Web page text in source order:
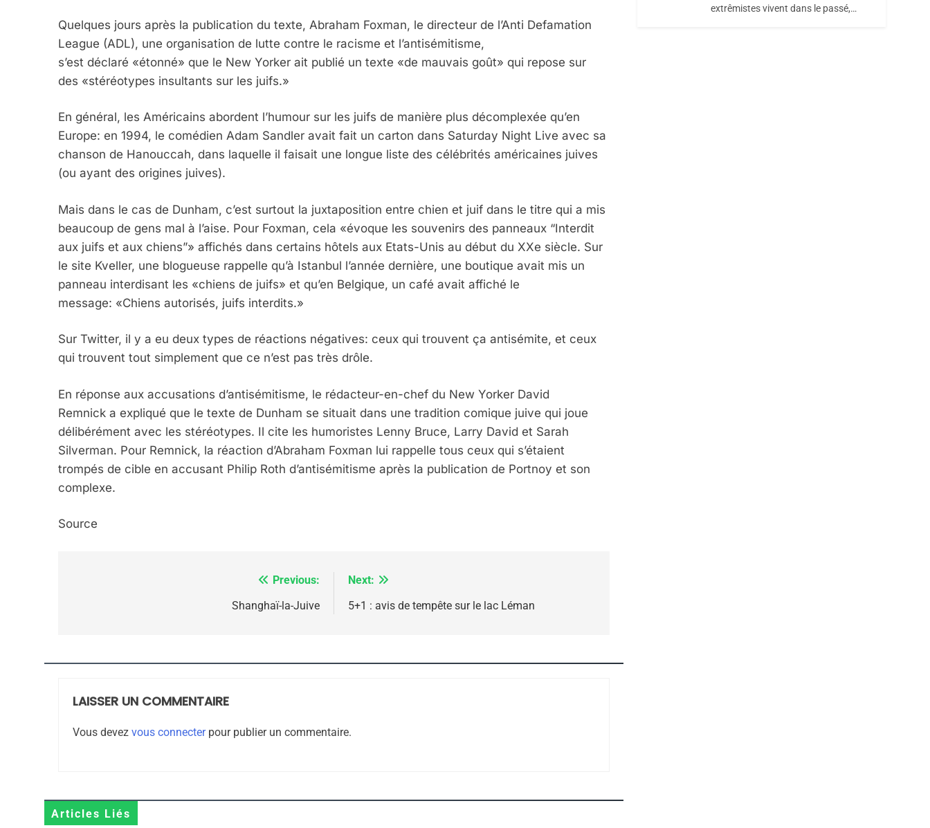
Quelques jours après la publication du texte, Abraham Foxman, le directeur de l’Anti Defamation
League (ADL), une organisation de lutte contre le racisme et l’antisémitisme,
s’est déclaré «étonné» que le New Yorker ait publié un texte «de mauvais goût» qui repose sur
des «stéréotypes insultants sur les juifs.»
En général, les Américains abordent l’humour sur les juifs de manière plus décomplexée qu’en
Europe: en 1994, le comédien Adam Sandler avait fait un carton dans Saturday Night Live avec sa
chanson de Hanouccah, dans laquelle il faisait une longue liste des célébrités américaines juives
(ou ayant des origines juives).
Mais dans le cas de Dunham, c’est surtout la juxtaposition entre chien et juif dans le titre qui a mis
beaucoup de gens mal à l’aise. Pour Foxman, cela «évoque les souvenirs des panneaux “Interdit
aux juifs et aux chiens”» affichés dans certains hôtels aux Etats-Unis au début du XXe siècle. Sur
le site Kveller, une blogueuse rappelle qu’à Istanbul l’année dernière, une boutique avait mis un
panneau interdisant les «chiens de juifs» et qu’en Belgique, un café avait affiché le
message: «Chiens autorisés, juifs interdits.»
Sur Twitter, il y a eu deux types de réactions négatives: ceux qui trouvent ça antisémite, et ceux
qui trouvent tout simplement que ce n’est pas très drôle.
En réponse aux accusations d’antisémitisme, le rédacteur-en-chef du New Yorker David
Remnick a expliqué que le texte de Dunham se situait dans une tradition comique juive qui joue
délibérément avec les stéréotypes. Il cite les humoristes Lenny Bruce, Larry David et Sarah
Silverman. Pour Remnick, la réaction d’Abraham Foxman lui rappelle tous ceux qui s’étaient
trompés de cible en accusant Philip Roth d’antisémitisme après la publication de Portnoy et son
complexe.
Source
Previous:
Shanghaï-la-Juive
Next:
5+1 : avis de tempête sur le lac Léman
LAISSER UN COMMENTAIRE
Vous devez vous connecterpour publier un commentaire.
Articles Liés
Maroc : Les Amandes
extrêmistes vivent dans le passé,…
2025, L’année La Plus Meurtrière Selon Le Rapport D’ADL Contre L’antisémitisme
FRANCE ISRAÉL
FIÈRE, DIGNE ET RÉSILIENTE : POURQUOI JE REVENDIQUE MA JUDAÏTE Par Thérèse Zrihen-
Dvir
ISRAÉL JUDAISME
CE QUI NOUS MANQUE – Jacques Hadida
Terroir